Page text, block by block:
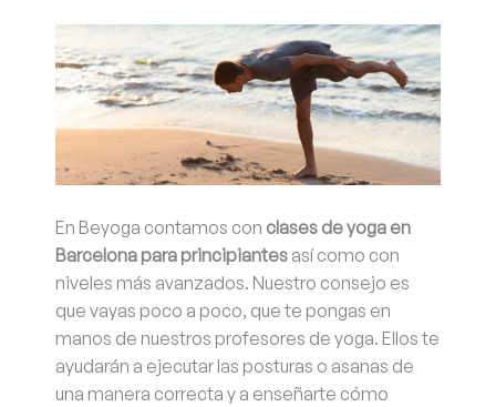
En Beyoga contamos con clases de yoga en
Barcelona para principiantes así como con
niveles más avanzados. Nuestro consejo es
que vayas poco a poco, que te pongas en
manos de nuestros profesores de yoga. Ellos te
ayudarán a ejecutar las posturas o asanas de
una manera correcta y a enseñarte cómo